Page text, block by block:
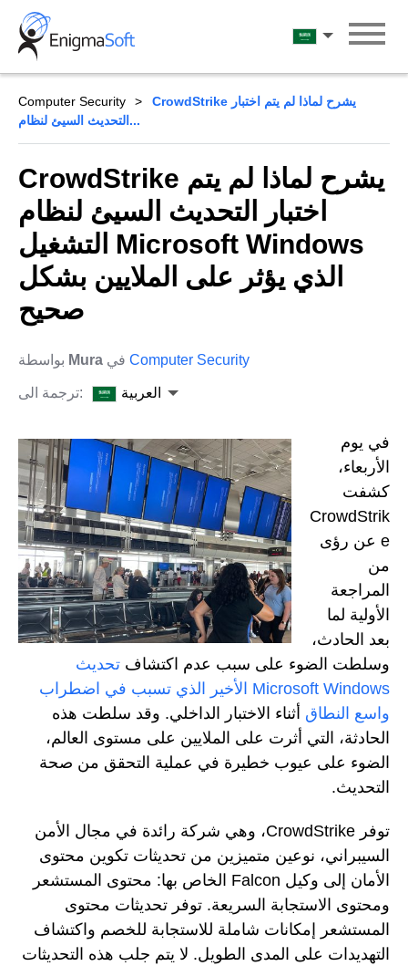
Skip
content
العربية
Computer Security
CrowdStrike يشرح لماذا لم يتم اختبار
التحديث السيئ لنظام...
CrowdStrike يشرح لماذا لم يتم
اختبار التحديث السيئ لنظام
التشغيل Microsoft Windows
الذي يؤثر على الملايين بشكل
صحيح
Mura Computer Security
ترجمة الى: العربية
في يوم
الأربعاء،
كشفت
CrowdStrik
e عن رؤى
من
المراجعة
الأولية لما
بعد الحادث،
وسلطت الضوء على سبب عدم اكتشاف تحديث
Microsoft Windows الأخير الذي تسبب في اضطراب
واسع النطاق أثناء الاختبار الداخلي. وقد سلطت هذه
الحادثة، التي أثرت على الملايين على مستوى العالم،
الضوء على عيوب خطيرة في عملية التحقق من صحة
التحديث.
توفر CrowdStrike، وهي شركة رائدة في مجال الأمن
السيبراني، نوعين متميزين من تحديثات تكوين محتوى
الأمان إلى وكيل Falcon الخاص بها: محتوى المستشعر
ومحتوى الاستجابة السريعة. توفر تحديثات محتوى
المستشعر إمكانات شاملة للاستجابة للخصم واكتشاف
التهديدات على المدى الطويل. لا يتم جلب هذه التحديثات